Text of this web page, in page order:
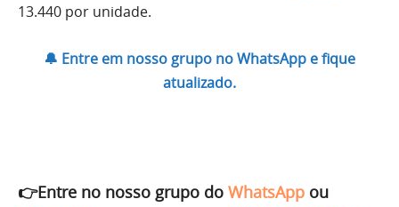
13.440 por unidade.
🔔 Entre em nosso grupo no WhatsApp e fique
atualizado.
👉Entre no nosso grupo do WhatsApp ou